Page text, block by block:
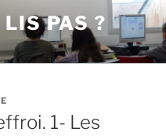
PAS ?
1- Les